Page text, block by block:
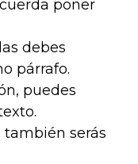
poner
debes
párrafo.
puedes
también serás